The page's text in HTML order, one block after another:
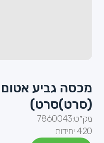
(סרט)סרט)
מק״ט:7860043
420 יחידות